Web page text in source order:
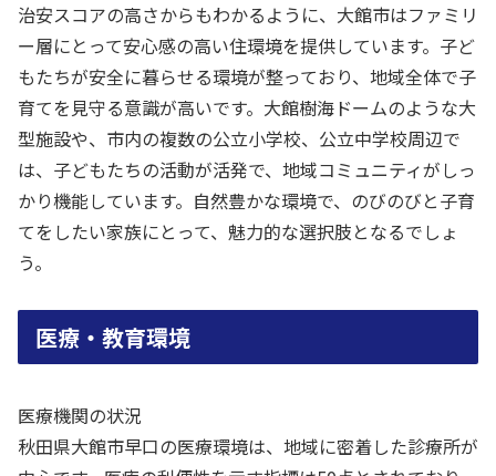
治安スコアの高さからもわかるように、大館市はファミリ
ー層にとって安心感の高い住環境を提供しています。子ど
もたちが安全に暮らせる環境が整っており、地域全体で子
育てを見守る意識が高いです。大館樹海ドームのような大
型施設や、市内の複数の公立小学校、公立中学校周辺で
は、子どもたちの活動が活発で、地域コミュニティがしっ
かり機能しています。自然豊かな環境で、のびのびと子育
てをしたい家族にとって、魅力的な選択肢となるでしょ
う。
医療・教育環境
医療機関の状況
秋田県大館市早口の医療環境は、地域に密着した診療所が